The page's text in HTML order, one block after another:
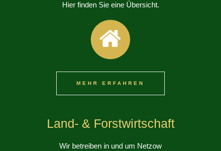
Hier finden Sie eine Übersicht.
MEHR ERFAHREN
Land- & Forstwirtschaft
Wir betreiben in und um Netzow